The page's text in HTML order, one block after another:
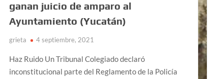
ganan juicio de amparo al
Ayuntamiento (Yucatán)
grieta 4 septiembre, 2021
Haz Ruido Un Tribunal Colegiado declaró
inconstitucional parte del Reglamento de la Policía